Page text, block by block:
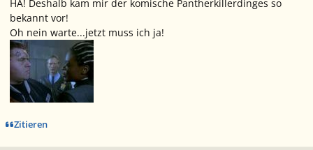
HA! Deshalb kam mir der komische Pantherkillerdinges so
bekannt vor!
Oh nein warte...jetzt muss ich ja!
Zitieren